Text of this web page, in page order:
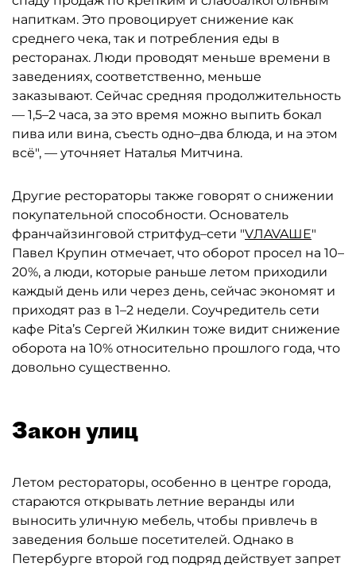
напиткам. Это провоцирует снижение как
среднего чека, так и потребления еды в
ресторанах. Люди проводят меньше времени в
заведениях, соответственно, меньше
заказывают. Сейчас средняя продолжительность
— 1,5–2 часа, за это время можно выпить бокал
пива или вина, съесть одно–два блюда, и на этом
всё", — уточняет Наталья Митчина.
Другие рестораторы также говорят о снижении
покупательной способности. Основатель
франчайзинговой стритфуд–сети "VЛAVAШЕ"
Павел Крупин отмечает, что оборот просел на 10–
20%, а люди, которые раньше летом приходили
каждый день или через день, сейчас экономят и
приходят раз в 1–2 недели. Соучредитель сети
кафе Pita’s Сергей Жилкин тоже видит снижение
оборота на 10% относительно прошлого года, что
довольно существенно.
Закон улиц
Летом рестораторы, особенно в центре города,
стараются открывать летние веранды или
выносить уличную мебель, чтобы привлечь в
заведения больше посетителей. Однако в
Петербурге второй год подряд действует запрет